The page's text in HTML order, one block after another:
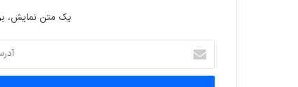
یک متن نمایش،
آدرس
ایمیل
خود